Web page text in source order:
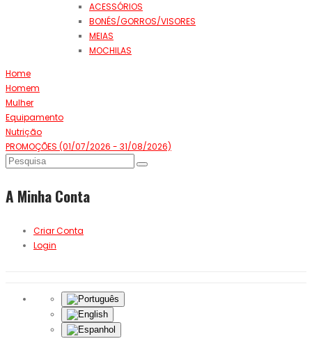
ACESSÓRIOS
BONÉS/GORROS/VISORES
MEIAS
MOCHILAS
Home
Homem
Mulher
Equipamento
Nutrição
PROMOÇÕES (01/07/2026 - 31/08/2026)
A Minha Conta
Criar Conta
Login